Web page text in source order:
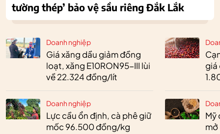
Doanh nghiệp
Giá xăng dầu giảm đồng
loạt, xăng E10RON95-III lùi
về 22.324 đồng/lít
Doanh nghiệp
Lực cầu ổn định, cà phê giữ
mốc 96.500 đồng/kg
giá
Mỹ
tường thép’ bảo vệ sầu riêng Đắk Lắk